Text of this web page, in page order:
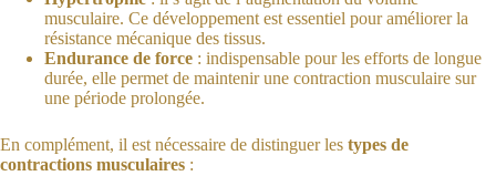
musculaire. Ce développement est essentiel pour améliorer la
résistance mécanique des tissus.
Endurance de force : indispensable pour les efforts de longue
durée, elle permet de maintenir une contraction musculaire sur
une période prolongée.
En complément, il est nécessaire de distinguer les types de
contractions musculaires :